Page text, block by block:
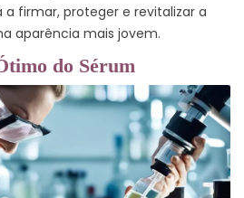
a firmar, proteger e revitalizar a
aparência mais jovem.
do Sérum